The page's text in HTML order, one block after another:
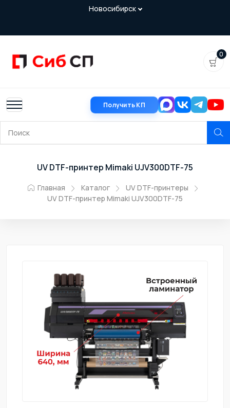
0
Получить КП
UV DTF-принтер Mimaki UJV300DTF-75
Главная Каталог
UV DTF-принтеры
UV DTF-принтер Mimaki UJV300DTF-75